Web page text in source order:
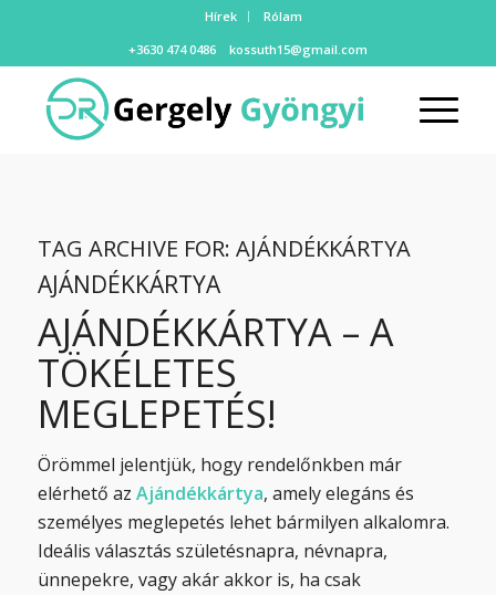
Hírek
Rólam
+3630 474 0486
kossuth15@gmail.com
TAG ARCHIVE FOR: AJÁNDÉKKÁRTYA
AJÁNDÉKKÁRTYA
AJÁNDÉKKÁRTYA – A
TÖKÉLETES
MEGLEPETÉS!
Örömmel jelentjük, hogy rendelőnkben már
elérhető az Ajándékkártya, amely elegáns és
személyes meglepetés lehet bármilyen alkalomra.
Ideális választás születésnapra, névnapra,
ünnepekre, vagy akár akkor is, ha csak